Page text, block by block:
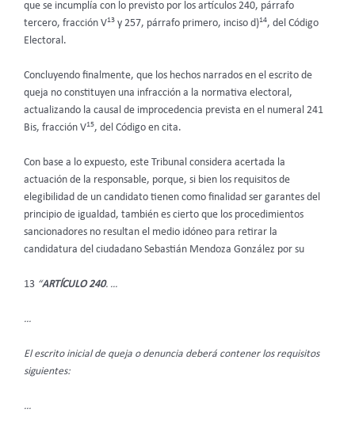
que se incumplía con lo previsto por los artículos 240, párrafo
tercero, fracción V13 y 257, párrafo primero, inciso d)14, del Código
Electoral.
Concluyendo finalmente, que los hechos narrados en el escrito de
queja no constituyen una infracción a la normativa electoral,
actualizando la causal de improcedencia prevista en el numeral 241
Bis, fracción V15, del Código en cita.
Con base a lo expuesto, este Tribunal considera acertada la
actuación de la responsable, porque, si bien los requisitos de
elegibilidad de un candidato tienen como finalidad ser garantes del
principio de igualdad, también es cierto que los procedimientos
sancionadores no resultan el medio idóneo para retirar la
candidatura del ciudadano Sebastián Mendoza González por su
13 “ARTÍCULO 240. …
…
El escrito inicial de queja o denuncia deberá contener los requisitos
siguientes:
…